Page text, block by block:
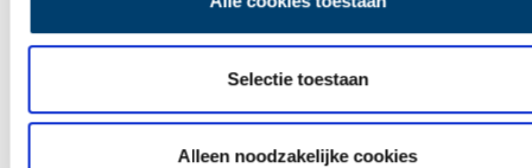
Selectie toestaan
Alleen noodzakelijke cookies